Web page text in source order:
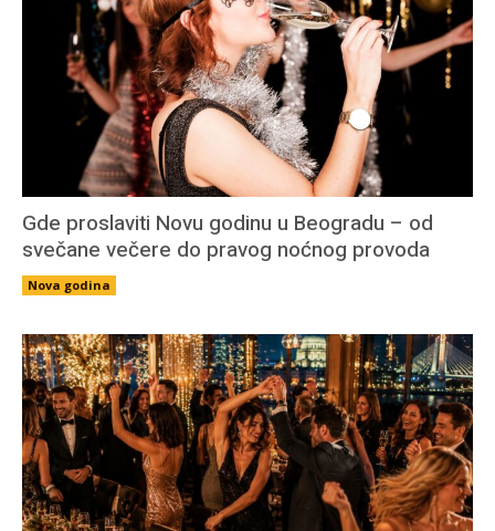
Gde proslaviti Novu godinu u Beogradu – od
svečane večere do pravog noćnog provoda
Nova godina